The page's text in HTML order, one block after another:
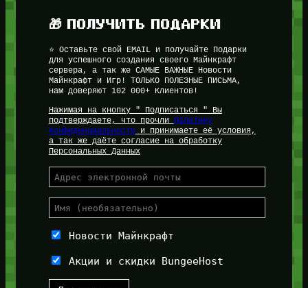
🎁 ПОЛУЧИТЬ ПОДАРКИ
⭐ Оставьте свой EMAIL и получайте Подарки
для успешного создания своего Майнкрафт
сервера, а так же САМЫЕ ВАЖНЫЕ Новости
Майнкрафт и Игр! ТОЛЬКО ПОЛЕЗНЫЕ ПИСЬМА,
нам доверяют 102 000+ Клиентов!
Нажимая на кнопку " Подписаться " Вы
подтверждаете, что прочли
Политику
Конфиденциальностии принимаете её условия,
а так же даёте согласие на обработку
Персональных Данных
Новости Майнкрафт
Акции и скидки BungeeHost